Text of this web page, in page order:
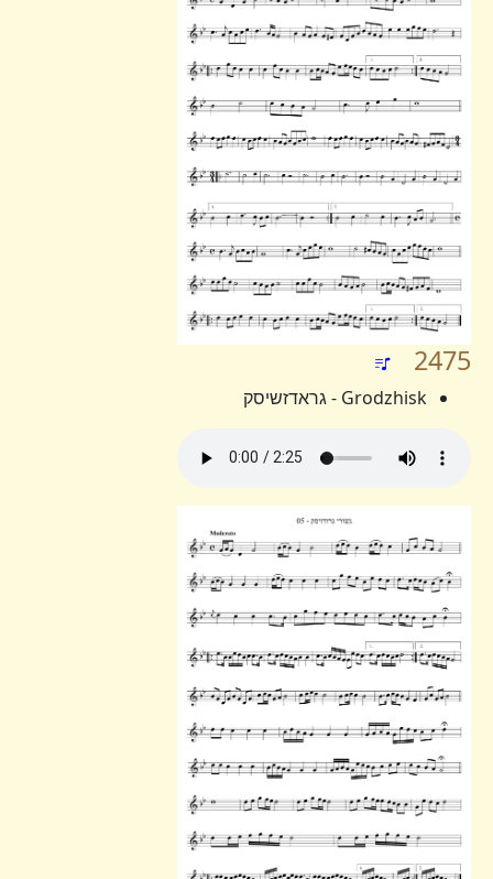
2475
Grodzhisk - גראדזשיסק